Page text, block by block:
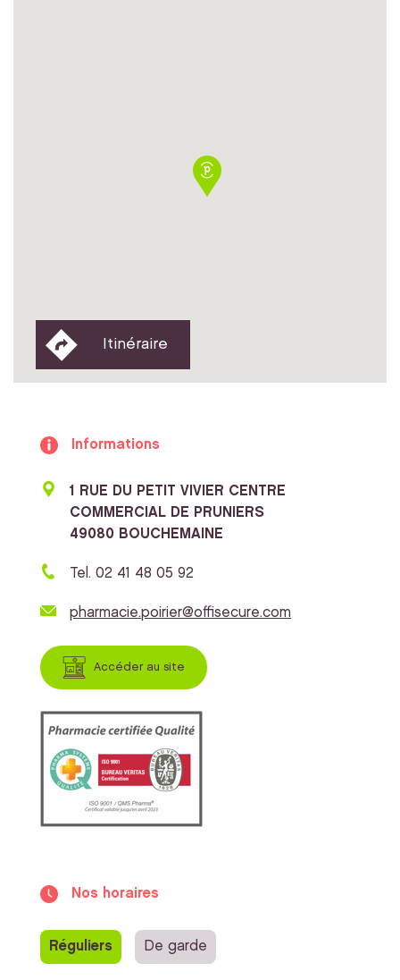
Itinéraire
Informations
1 RUE DU PETIT VIVIER CENTRE
COMMERCIAL DE PRUNIERS
49080 BOUCHEMAINE
Tel. 02 41 48 05 92
pharmacie.poirier@offisecure.com
Accéder au site
Nos horaires
Réguliers De garde